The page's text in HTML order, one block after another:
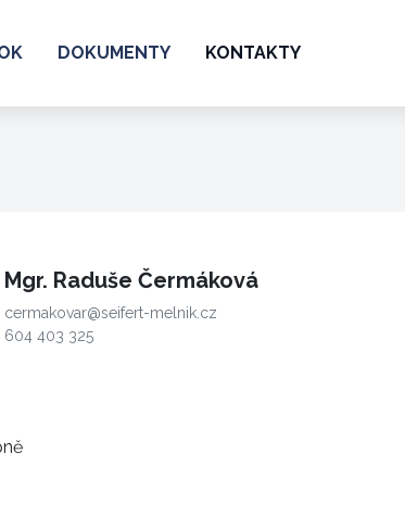
DOKUMENTY KONTAKTY
Mgr. Raduše Čermáková
cermakovar@seifert-melnik.cz
604 403 325